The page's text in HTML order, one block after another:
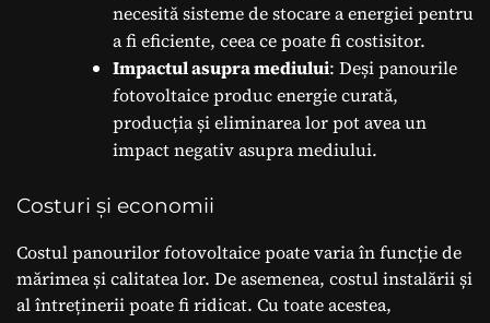
necesită sisteme de stocare a energiei pentru
a fi eficiente, ceea ce poate fi costisitor.
Impactul asupra mediului: Deși panourile
fotovoltaice produc energie curată,
producția și eliminarea lor pot avea un
impact negativ asupra mediului.
Costuri și economii
Costul panourilor fotovoltaice poate varia în funcție de
mărimea și calitatea lor. De asemenea, costul instalării și
al întreținerii poate fi ridicat. Cu toate acestea,